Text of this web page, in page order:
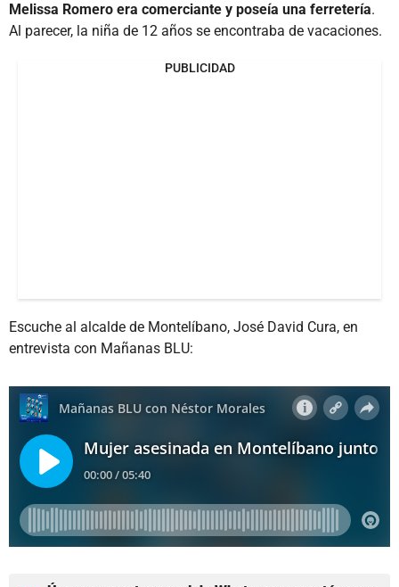
Melissa Romero era comerciante y poseía una ferretería.
Al parecer, la niña de 12 años se encontraba de vacaciones.
PUBLICIDAD
Escuche al alcalde de Montelíbano, José David Cura, en
entrevista con Mañanas BLU: